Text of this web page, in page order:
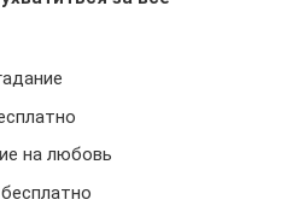
на любовь